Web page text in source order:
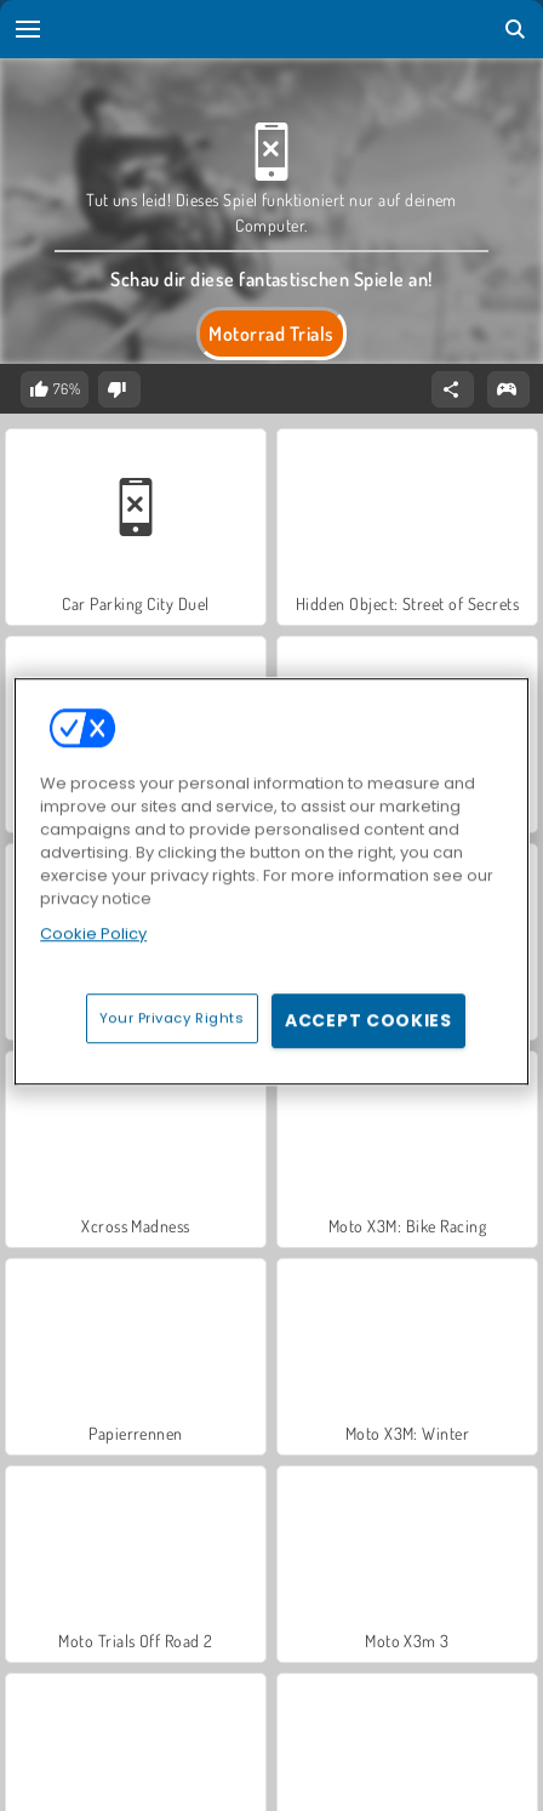
Motorrad Trials
Tut uns leid! Dieses Spiel funktioniert nur auf deinem
Computer.
Schau dir diese fantastischen Spiele an!
76%
Car Parking City Duel Hidden Object: Street of Secrets
VegaMix Da Vinci Puzzles Let's Fish!
ASMR Makeover & Makeup Studio World War 2 Shooter
Xcross Madness Moto X3M: Bike Racing
Papierrennen Moto X3M: Winter
Moto Trials Off Road 2 Moto X3m 3
We process your personal information to measure and
improve our sites and service, to assist our marketing
campaigns and to provide personalised content and
advertising. By clicking the button on the right, you can
exercise your privacy rights. For more information see our
privacy notice
Cookie Policy
Your Privacy Rights ACCEPT COOKIES